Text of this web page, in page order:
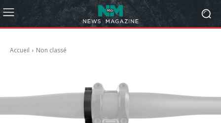
Accueil Non classé